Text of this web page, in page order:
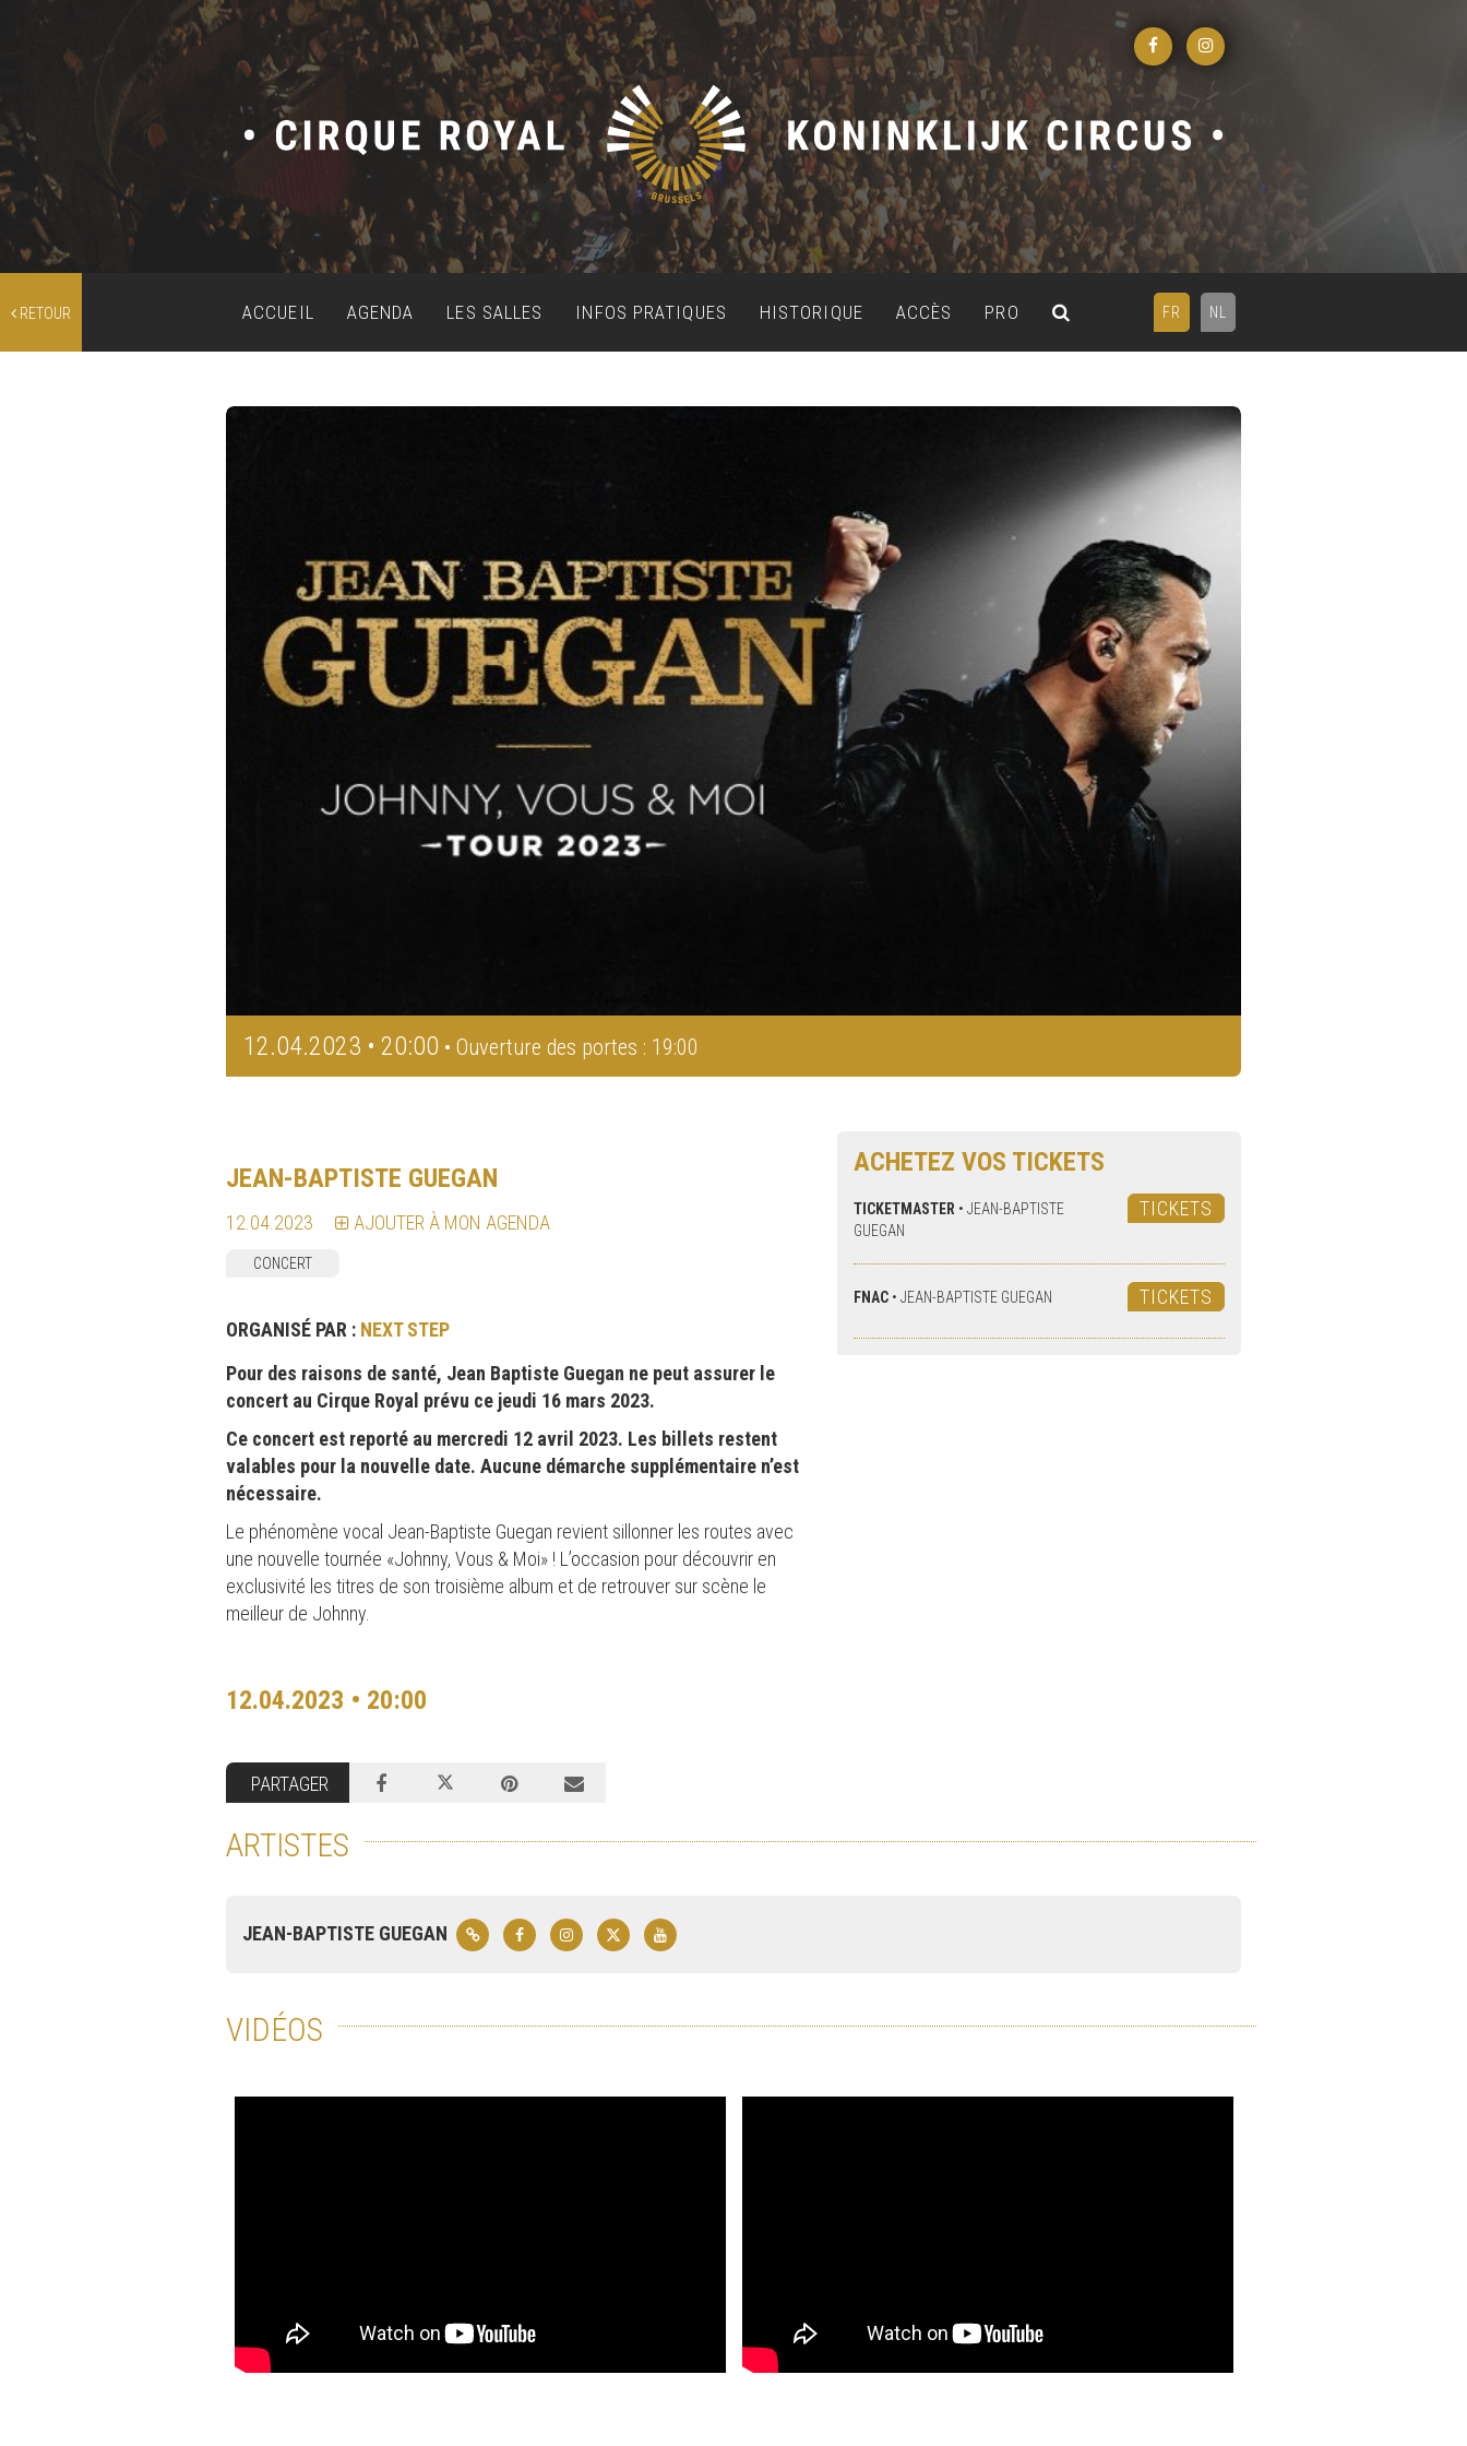
RETOUR FR NL
ACCUEIL AGENDA LES SALLES INFOS PRATIQUES HISTORIQUE ACCÈS PRO
12.04.2023 • 20:00 • Ouverture des portes : 19:00
ACHETEZ VOS TICKETS
TICKETMASTER • JEAN-BAPTISTE
GUEGAN
TICKETS
FNAC • JEAN-BAPTISTE GUEGAN TICKETS
JEAN-BAPTISTE GUEGAN
12.04.2023 AJOUTER À MON AGENDA
CONCERT
ORGANISÉ PAR : NEXT STEP
Pour des raisons de santé, Jean Baptiste Guegan ne peut assurer le
concert au Cirque Royal prévu ce jeudi 16 mars 2023.
Ce concert est reporté au mercredi 12 avril 2023. Les billets restent
valables pour la nouvelle date. Aucune démarche supplémentaire n’est
nécessaire.
Le phénomène vocal Jean-Baptiste Guegan revient sillonner les routes avec
une nouvelle tournée «Johnny, Vous & Moi» ! L’occasion pour découvrir en
exclusivité les titres de son troisième album et de retrouver sur scène le
meilleur de Johnny.
12.04.2023 • 20:00
PARTAGER
ARTISTES
JEAN-BAPTISTE GUEGAN
VIDÉOS